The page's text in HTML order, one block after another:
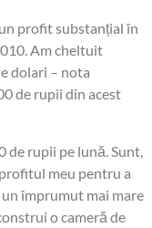
profit substanțial în
Am cheltuit
dolari – nota
de rupii din acest
rupii pe lună. Sunt,
meu pentru a
împrumut mai mare
o cameră de